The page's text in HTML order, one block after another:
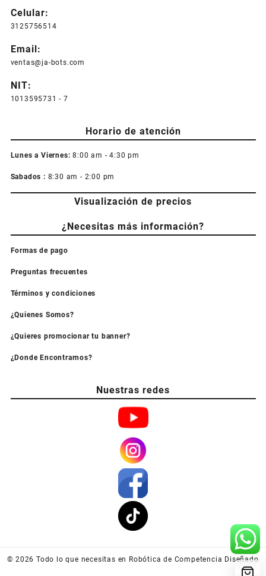
Celular:
3125756514
Email:
ventas@ja-bots.com
NIT:
1013595731 - 7
Horario de atención
Lunes a Viernes: 8:00 am - 4:30 pm
Sabados : 8:30 am - 2:00 pm
Visualización de precios
¿Necesitas más información?
Formas de pago
Preguntas frecuentes
Términos y condiciones
¿Quienes Somos?
¿Quieres promocionar tu banner?
¿Donde Encontrarnos?
Nuestras redes
© 2026 Todo lo que necesitas en Robótica de Competencia Diseñado